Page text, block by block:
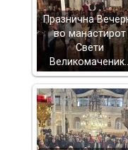
Празнична
во манастирот
Свети